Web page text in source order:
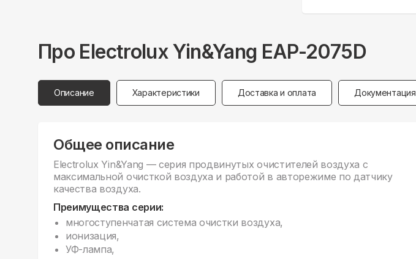
Про ElectroluxYin&Yang EAP-2075D
Описание Характеристики Доставка и оплата Документация
Общее описание
Electrolux Yin&Yang — серия продвинутых очистителей воздуха с
максимальной очисткой воздуха и работой в авторежиме по датчику
качества воздуха.
Преимущества серии:
многоступенчатая система очистки воздуха,
ионизация,
УФ-лампа,